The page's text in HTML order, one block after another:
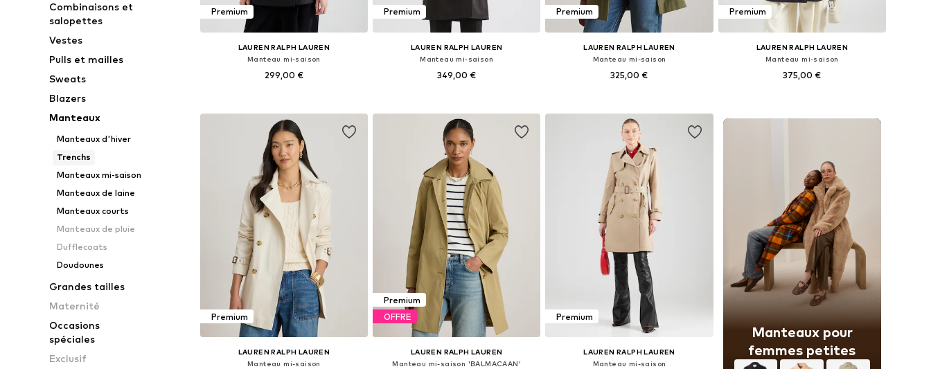
Combinaisons et
salopettes
Vestes
Pulls et mailles
Sweats
Blazers
Manteaux
Manteaux d'hiver
Trenchs
Manteaux mi-saison
Manteaux de laine
Manteaux courts
Manteaux de pluie
Dufflecoats
Doudounes
Grandes tailles
Maternité
Occasions
spéciales
Exclusif
Premium
LAUREN RALPH LAUREN
Manteau mi-saison
299,00 €
Ajouter au panier
Premium
LAUREN RALPH LAUREN
Manteau mi-saison
349,00 €
Ajouter au panier
Premium
LAUREN RALPH LAUREN
Manteau mi-saison
325,00 €
Ajouter au panier
Premium
LAUREN RALPH LAUREN
Manteau mi-saison
375,00 €
Ajouter au panier
Premium
LAUREN RALPH LAUREN
Manteau mi-saison
Premium
OFFRE
LAUREN RALPH LAUREN
Manteau mi-saison 'BALMACAAN'
Premium
LAUREN RALPH LAUREN
Manteau mi-saison
Manteaux pour
femmes petites